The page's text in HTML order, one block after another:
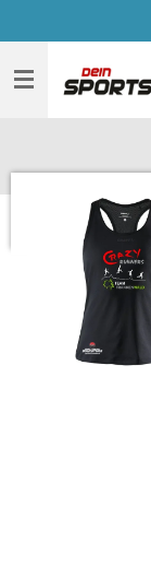
Hauptinhalt
springen